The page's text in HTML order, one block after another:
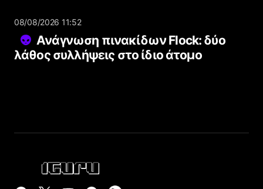
08/08/2026 11:52
Ανάγνωση πινακίδων Flock: δύο
λάθος συλλήψεις στο ίδιο άτομο